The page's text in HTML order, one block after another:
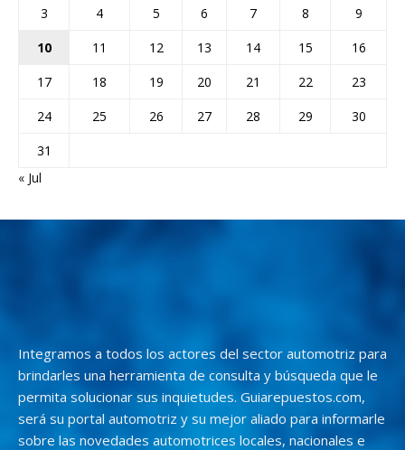
3
4 5 6 7 8
9
10
11 12 13 14 15
16
17
18 19 20 21 22
23
24
25 26 27 28 29
30
31
« Jul
Integramos a todos los actores del sector automotriz para
brindarles una herramienta de consulta y búsqueda que le
permita solucionar sus inquietudes. Guiarepuestos.com,
será su portal automotriz y su mejor aliado para informarle
sobre las novedades automotrices locales, nacionales e